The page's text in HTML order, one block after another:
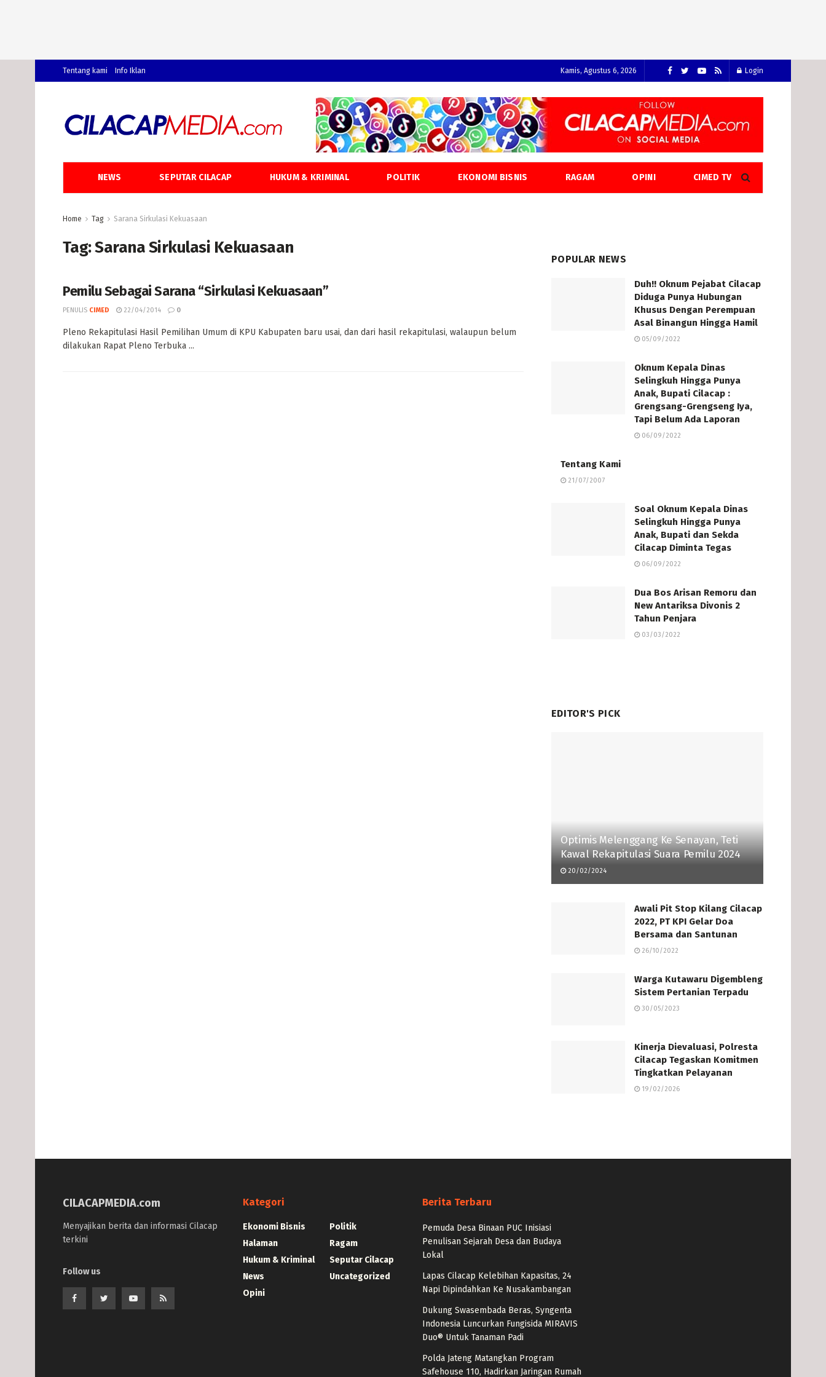
Tentang kami Info Iklan Kamis, Agustus 6, 2026 Login
NEWS SEPUTAR CILACAP HUKUM & KRIMINAL POLITIK EKONOMI BISNIS RAGAM OPINI CIMED TV
Home Tag Sarana Sirkulasi Kekuasaan
Tag:Sarana Sirkulasi Kekuasaan
Pemilu Sebagai Sarana “Sirkulasi Kekuasaan”
PENULIS CIMED 22/04/2014 0
Pleno Rekapitulasi Hasil Pemilihan Umum di KPU Kabupaten baru usai, dan dari hasil rekapitulasi, walaupun belum
dilakukan Rapat Pleno Terbuka ...
POPULAR NEWS
Duh!! Oknum Pejabat Cilacap
Diduga Punya Hubungan
Khusus Dengan Perempuan
Asal Binangun Hingga Hamil
05/09/2022
Oknum Kepala Dinas
Selingkuh Hingga Punya
Anak, Bupati Cilacap :
Grengsang-Grengseng Iya,
Tapi Belum Ada Laporan
06/09/2022
Tentang Kami
21/07/2007
Soal Oknum Kepala Dinas
Selingkuh Hingga Punya
Anak, Bupati dan Sekda
Cilacap Diminta Tegas
06/09/2022
Dua Bos Arisan Remoru dan
New Antariksa Divonis 2
Tahun Penjara
03/03/2022
EDITOR'S PICK
Optimis Melenggang Ke Senayan, Teti
Kawal Rekapitulasi Suara Pemilu 2024
20/02/2024
Awali Pit Stop Kilang Cilacap
2022, PT KPI Gelar Doa
Bersama dan Santunan
26/10/2022
Warga Kutawaru Digembleng
Sistem Pertanian Terpadu
30/05/2023
Kinerja Dievaluasi, Polresta
Cilacap Tegaskan Komitmen
Tingkatkan Pelayanan
19/02/2026
CILACAPMEDIA.com
Menyajikan berita dan informasi Cilacap
terkini
Follow us
Kategori
Ekonomi Bisnis
Halaman
Hukum & Kriminal
News
Opini
Politik
Ragam
Seputar Cilacap
Uncategorized
Berita Terbaru
Pemuda Desa Binaan PUC Inisiasi
Penulisan Sejarah Desa dan Budaya
Lokal
Lapas Cilacap Kelebihan Kapasitas, 24
Napi Dipindahkan Ke Nusakambangan
Dukung Swasembada Beras, Syngenta
Indonesia Luncurkan Fungisida MIRAVIS
Duo® Untuk Tanaman Padi
Polda Jateng Matangkan Program
Safehouse 110, Hadirkan Jaringan Rumah